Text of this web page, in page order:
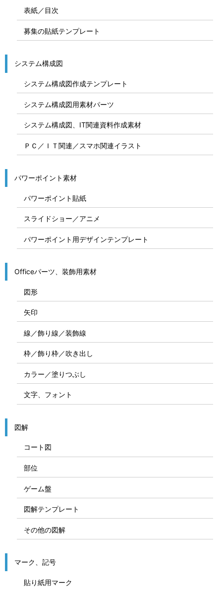
表紙／目次
募集の貼紙テンプレート
システム構成図
システム構成図作成テンプレート
システム構成図用素材パーツ
システム構成図、IT関連資料作成素材
ＰＣ／ＩＴ関連／スマホ関連イラスト
パワーポイント素材
パワーポイント貼紙
スライドショー／アニメ
パワーポイント用デザインテンプレート
Officeパーツ、装飾用素材
図形
矢印
線／飾り線／装飾線
枠／飾り枠／吹き出し
カラー／塗りつぶし
文字、フォント
図解
コート図
部位
ゲーム盤
図解テンプレート
その他の図解
マーク、記号
貼り紙用マーク